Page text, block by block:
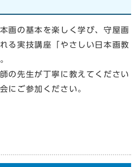
画の基本を楽しく学び、守屋画
る実技講座「やさしい日本画教
の先生が丁寧に教えてください
にご参加ください。